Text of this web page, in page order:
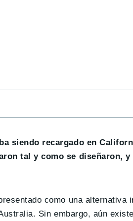
siendo recargado en
tal y como se diseñaron,
como una
Sin embargo, aún